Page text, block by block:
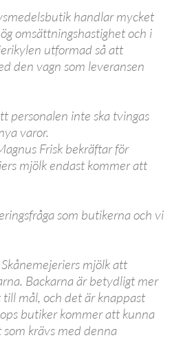
handlar mycket
omsättningshastighet och i
utformad så att
den vagn som leveransen
personalen inte ska tvingas
varor.
Frisk bekräftar för
mjölk endast kommer att
som butikerna och vi
mjölk att
Backarna är betydligt mer
mål, och det är knappast
butiker kommer att kunna
krävs med denna